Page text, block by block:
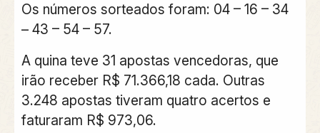
Os números sorteados foram: 04 – 16 – 34
– 43 – 54 – 57.
A quina teve 31 apostas vencedoras, que
irão receber R$ 71.366,18 cada. Outras
3.248 apostas tiveram quatro acertos e
faturaram R$ 973,06.